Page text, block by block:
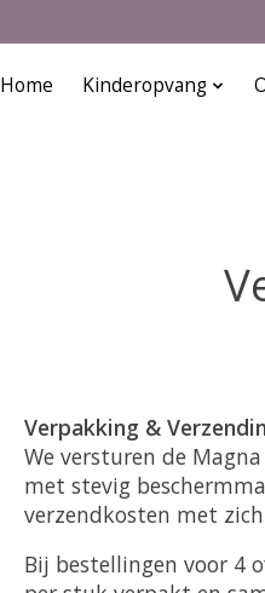
Home Kinderopvang
Verpakking &
We versturen de
met stevig
verzendkosten met
Bij bestellingen voor 4